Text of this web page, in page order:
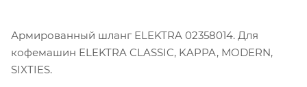
Армированный шланг ELEKTRA 02358014. Для
кофемашин ELEKTRA CLASSIC, KAPPA, MODERN,
SIXTIES.